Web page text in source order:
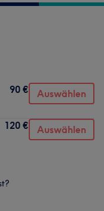
90 € Auswählen
120 € Auswählen